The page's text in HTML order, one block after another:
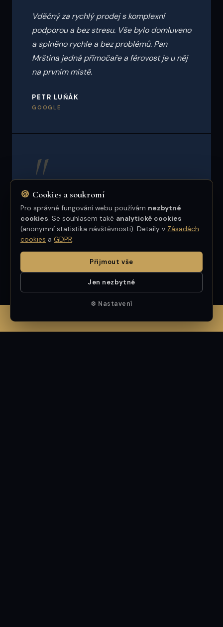
Vděčný za rychlý prodej s komplexní
podporou a bez stresu. Vše bylo domluveno
a splněno rychle a bez problémů. Pan
Mrština jedná přímočaře a férovost je u něj
na prvním místě.
PETR LUŇÁK
GOOGLE
"
★★★★★
Profesionální a příjemné jednání — pan
Mrština byl velmi nápomocný i po skončení
transakce. Skvělá komunikace, spolehlivost
a výsledek nad očekávání. Mohu jen
TOMÁŠ BERGER
🍪 Cookies a soukromí
Pro správné fungování webu používám nezbytné
cookies. Se souhlasem také analytické cookies
(anonymní statistika návštěvnosti). Detaily v Zásadách
cookies a GDPR.
Přijmout vše
Jen nezbytné
⚙ Nastavení